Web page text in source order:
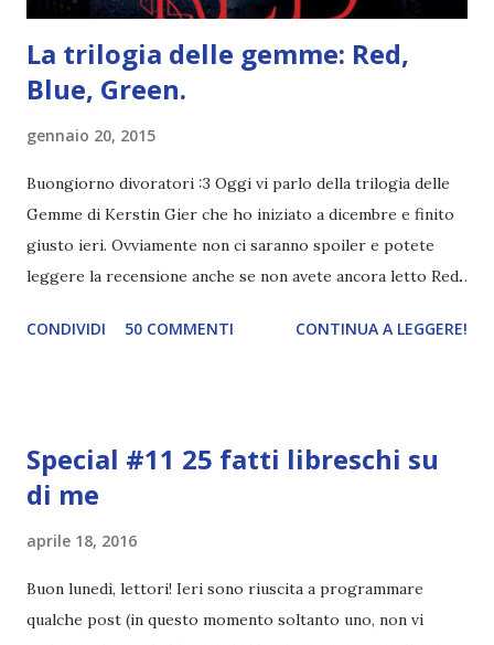
La trilogia delle gemme: Red,
Blue, Green.
gennaio 20, 2015
Buongiorno divoratori :3 Oggi vi parlo della trilogia delle
Gemme di Kerstin Gier che ho iniziato a dicembre e finito
giusto ieri. Ovviamente non ci saranno spoiler e potete
leggere la recensione anche se non avete ancora letto Red.
Green sono state delle letture molto piacevoli ma non
potete capire le mie aspettative! Innanzitutto, se la Gier o
la ce avesse deciso di pubblicare la trilogia in un unico libro,
molto introduttivo, nel senso che in trecento pagine non
succede un bel niente. E non ha nemmeno un finale ._.
finisce esattamente nel bel mezzo della storia (anzi, quale
CONDIVIDI 50 COMMENTI CONTINUA A LEGGERE!
Special #11 25 fatti libreschi su
di me
aprile 18, 2016
Buon lunedì, lettori! Ieri sono riuscita a programmare
qualche post (in questo momento soltanto uno, non vi